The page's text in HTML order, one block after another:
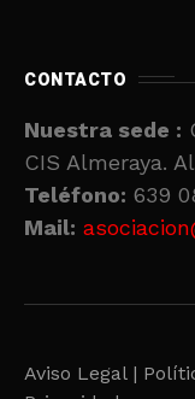
CONTACTO
Nuestra sede :
CIS Almeraya.
Teléfono: 639
Mail:
Aviso Legal |